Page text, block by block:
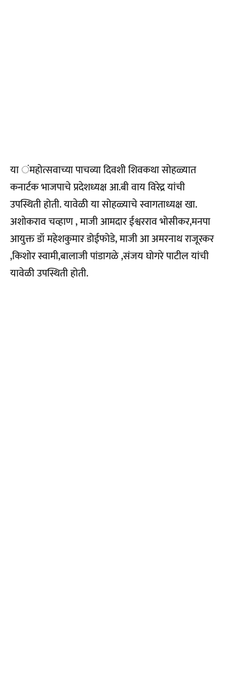
या ंमहोत्सवाच्या पाचव्या दिवशी शिवकथा सोहळ्यात
कनार्टक भाजपाचे प्रदेशध्यक्ष आ.बी वाय विरेद्र यांची
उपस्थिती होती. यावेळी या सोहळ्याचे स्वागताध्यक्ष खा.
अशोकराव चव्हाण ‚ माजी आमदार ईश्वरराव भोसीकर,मनपा
आयुक्त डॉ महेशकुमार डोईफोडे, माजी आ अमरनाथ राजूरकर
‚किशोर स्वामी‚बालाजी पांडागळे ‚संजय घोगरे पाटील यांची
यावेळी उपस्थिती होती.